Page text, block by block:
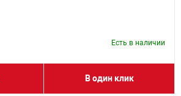
Есть в наличии
В один клик